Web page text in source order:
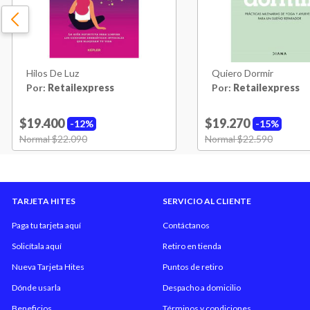
Hilos De Luz
Por: Retailexpress
12%
$19.400
Price reduced from
Normal $22.090
Quiero Dormir
Por: Retailexpress
15%
$19.270
Price reduced from
Normal $22.590
TARJETA HITES
Paga tu tarjeta aquí
Solicítala aquí
Nueva Tarjeta Hites
Dónde usarla
Beneficios
SERVICIO AL CLIENTE
Contáctanos
Retiro en tienda
Puntos de retiro
Despacho a domicilio
Términos y condiciones